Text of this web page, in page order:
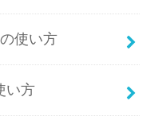
使い方
い方